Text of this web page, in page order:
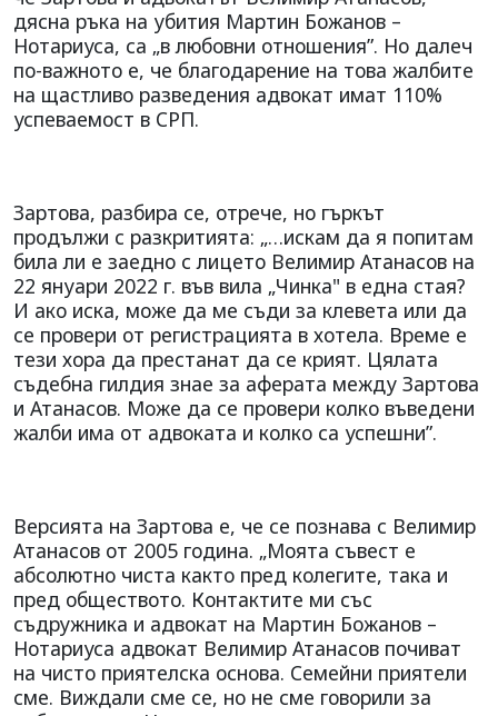
дясна ръка на убития Мартин Божанов –
Нотариуса, са „в любовни отношения”. Но далеч
по-важното е, че благодарение на това жалбите
на щастливо разведения адвокат имат 110%
успеваемост в СРП.
Зартова, разбира се, отрече, но гъркът
продължи с разкритията: „…искам да я попитам
била ли е заедно с лицето Велимир Атанасов на
22 януари 2022 г. във вила „Чинка" в една стая?
И ако иска, може да ме съди за клевета или да
се провери от регистрацията в хотела. Време е
тези хора да престанат да се крият. Цялата
съдебна гилдия знае за аферата между Зартова
и Атанасов. Може да се провери колко въведени
жалби има от адвоката и колко са успешни”.
Версията на Зартова е, че се познава с Велимир
Атанасов от 2005 година. „Моята съвест е
абсолютно чиста както пред колегите, така и
пред обществото. Контактите ми със
съдружника и адвокат на Мартин Божанов –
Нотариуса адвокат Велимир Атанасов почиват
на чисто приятелска основа. Семейни приятели
сме. Виждали сме се, но не сме говорили за